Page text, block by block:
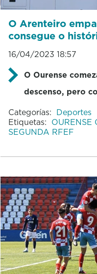
O Arenteiro
consegue o
16/04/2023 18:57
O Ourense
descenso, pero
Categorías: Deportes
Etiquetas: OURENSE
SEGUNDA RFEF